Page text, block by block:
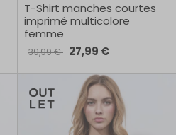
T-Shirt manches courtes
imprimé multicolore
femme
39,99 € 27,99 €